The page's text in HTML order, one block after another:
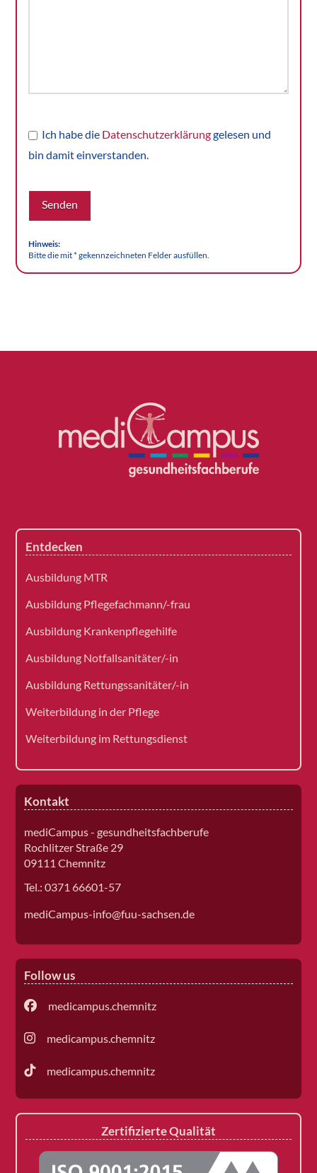
Ich habe die Datenschutzerklärunggelesen und
bin damit einverstanden.
Hinweis:
Bitte die mit * gekennzeichneten Felder ausfüllen.
Entdecken
Ausbildung MTR
Ausbildung Pflegefachmann/-frau
Ausbildung Krankenpflegehilfe
Ausbildung Notfallsanitäter/-in
Ausbildung Rettungssanitäter/-in
Weiterbildung in der Pflege
Weiterbildung im Rettungsdienst
Kontakt
mediCampus - gesundheitsfachberufe
Rochlitzer Straße 29
09111 Chemnitz
Tel.: 0371 66601-57
mediCampus-info@fuu-sachsen.de
Follow us
medicampus.chemnitz
medicampus.chemnitz
medicampus.chemnitz
Zertifizierte Qualität